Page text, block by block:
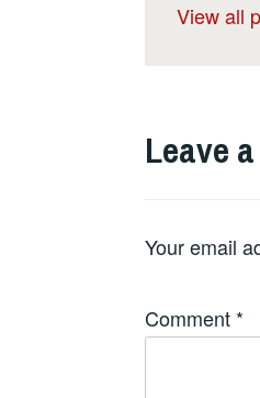
View all
Leave
Your email
Comment *